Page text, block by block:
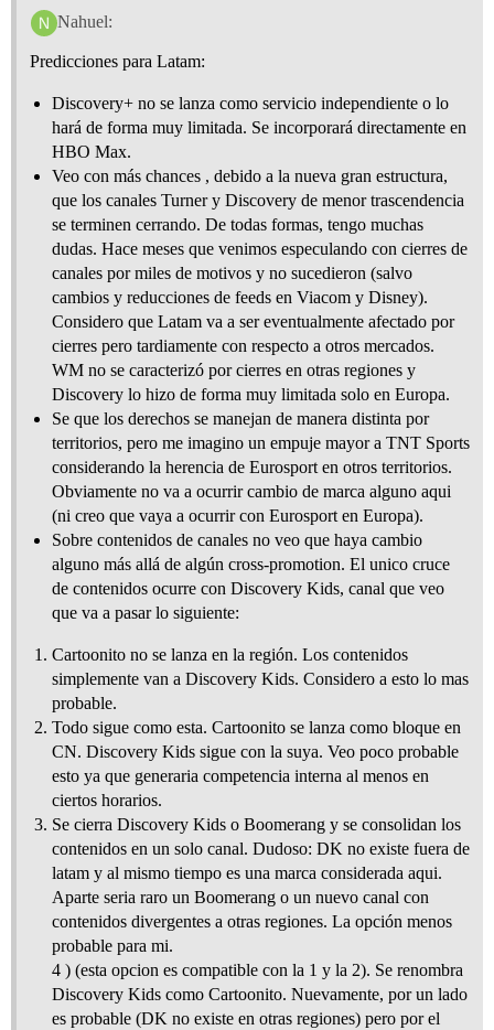
Nahuel:
Predicciones para Latam:
Discovery+ no se lanza como servicio independiente o lo
hará de forma muy limitada. Se incorporará directamente en
HBO Max.
Veo con más chances , debido a la nueva gran estructura,
que los canales Turner y Discovery de menor trascendencia
se terminen cerrando. De todas formas, tengo muchas
dudas. Hace meses que venimos especulando con cierres de
canales por miles de motivos y no sucedieron (salvo
cambios y reducciones de feeds en Viacom y Disney).
Considero que Latam va a ser eventualmente afectado por
cierres pero tardiamente con respecto a otros mercados.
WM no se caracterizó por cierres en otras regiones y
Discovery lo hizo de forma muy limitada solo en Europa.
Se que los derechos se manejan de manera distinta por
territorios, pero me imagino un empuje mayor a TNT Sports
considerando la herencia de Eurosport en otros territorios.
Obviamente no va a ocurrir cambio de marca alguno aqui
(ni creo que vaya a ocurrir con Eurosport en Europa).
Sobre contenidos de canales no veo que haya cambio
alguno más allá de algún cross-promotion. El unico cruce
de contenidos ocurre con Discovery Kids, canal que veo
que va a pasar lo siguiente:
Cartoonito no se lanza en la región. Los contenidos
simplemente van a Discovery Kids. Considero a esto lo mas
probable.
Todo sigue como esta. Cartoonito se lanza como bloque en
CN. Discovery Kids sigue con la suya. Veo poco probable
esto ya que generaria competencia interna al menos en
ciertos horarios.
Se cierra Discovery Kids o Boomerang y se consolidan los
contenidos en un solo canal. Dudoso: DK no existe fuera de
latam y al mismo tiempo es una marca considerada aqui.
Aparte seria raro un Boomerang o un nuevo canal con
contenidos divergentes a otras regiones. La opción menos
probable para mi.
4 ) (esta opcion es compatible con la 1 y la 2). Se renombra
Discovery Kids como Cartoonito. Nuevamente, por un lado
es probable (DK no existe en otras regiones) pero por el